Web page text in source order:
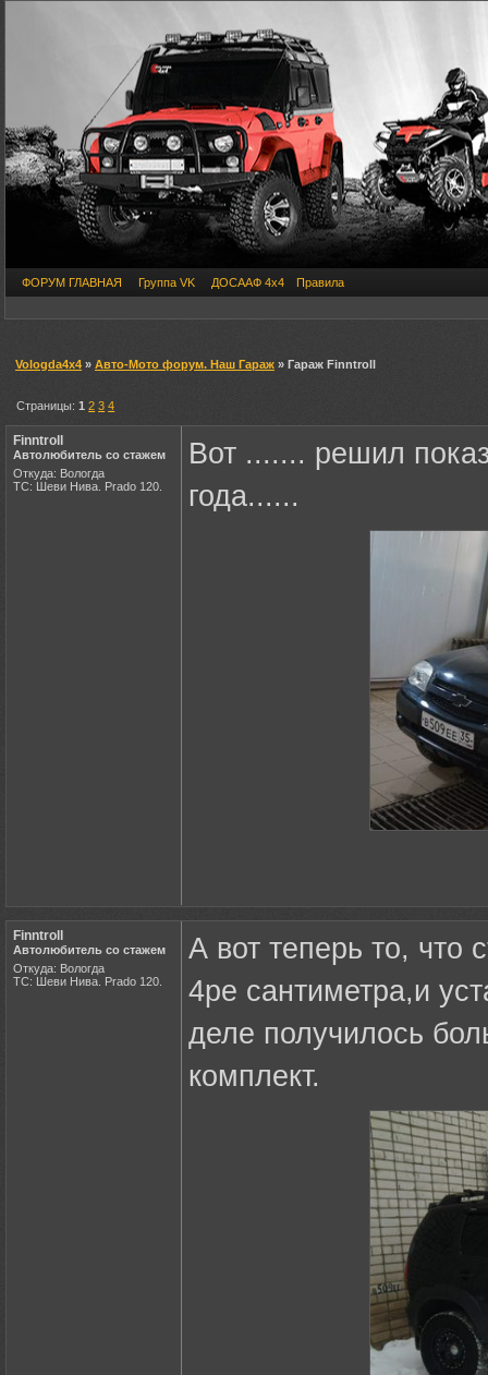
ФОРУМ ГЛАВНАЯ Группа VK ДОСААФ 4х4 Правила
Vologda4x4 » Авто-Мото форум. Наш Гараж » Гараж Finntroll
Страницы:1 2 3 4
Finntroll
Автолюбитель со стажем
Откуда: Вологда
ТС: Шеви Нива. Prado 120.
Вот ....... решил
года......
Finntroll
Автолюбитель со стажем
Откуда: Вологда
ТС: Шеви Нива. Prado 120.
А вот теперь то, что
4ре сантиметра,и
деле получилось
комплект.